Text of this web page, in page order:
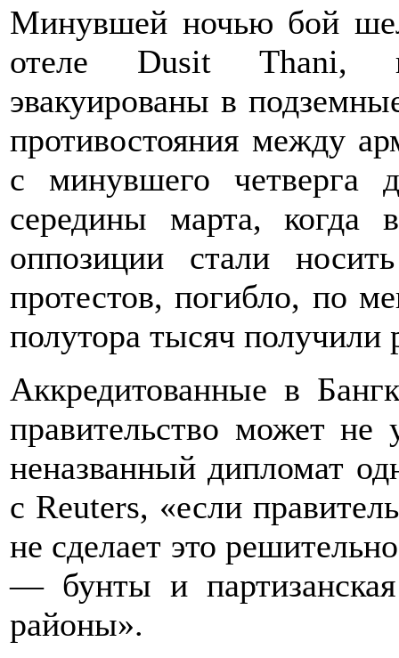
Минувшей ночью бой
отеле Dusit Thani,
эвакуированы в
противостояния между
с минувшего четверга
середины марта, когда
оппозиции стали
протестов, погибло, по
полутора тысяч получили
Аккредитованные в
правительство может не
неназванный дипломат
с Reuters, «если
не сделает это
— бунты и
районы».